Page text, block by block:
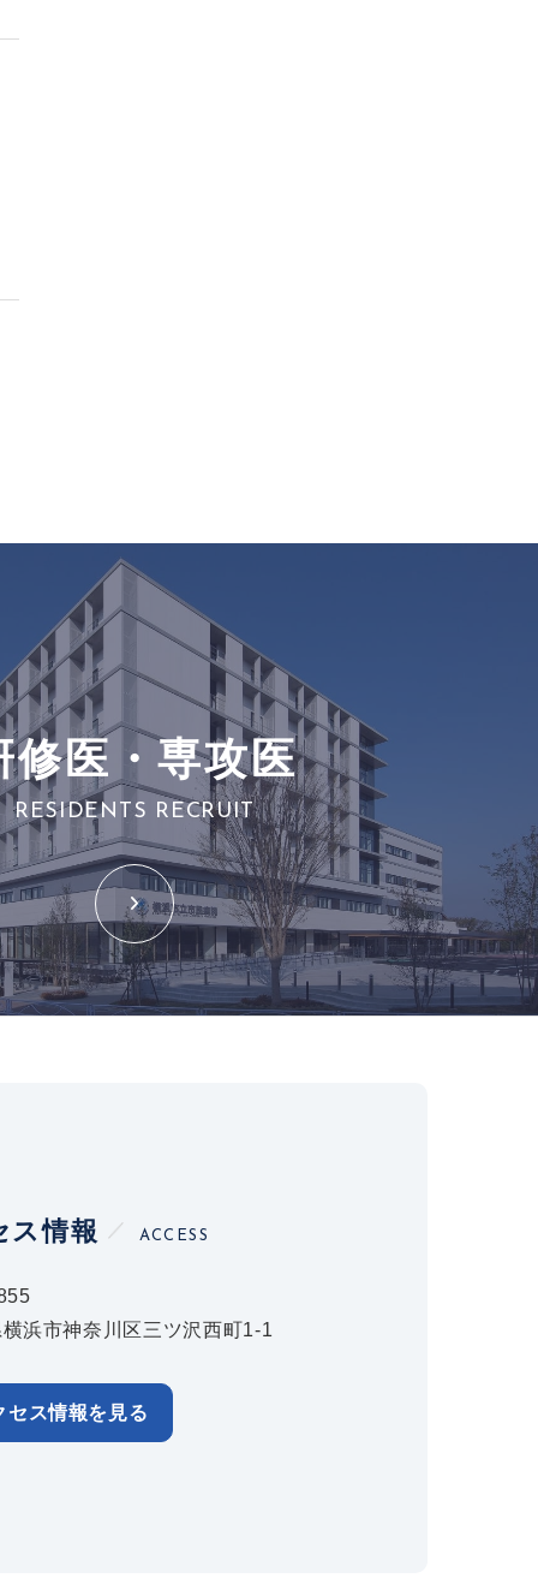
修医・専攻医
RESIDENTS RECRUIT
ス情報 ACCESS
浜市神奈川区三ツ沢西町1-1
セス情報を見る